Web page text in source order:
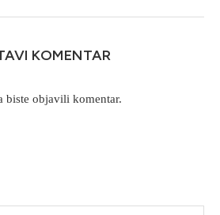
KOMENTAR
biste objavili komentar.